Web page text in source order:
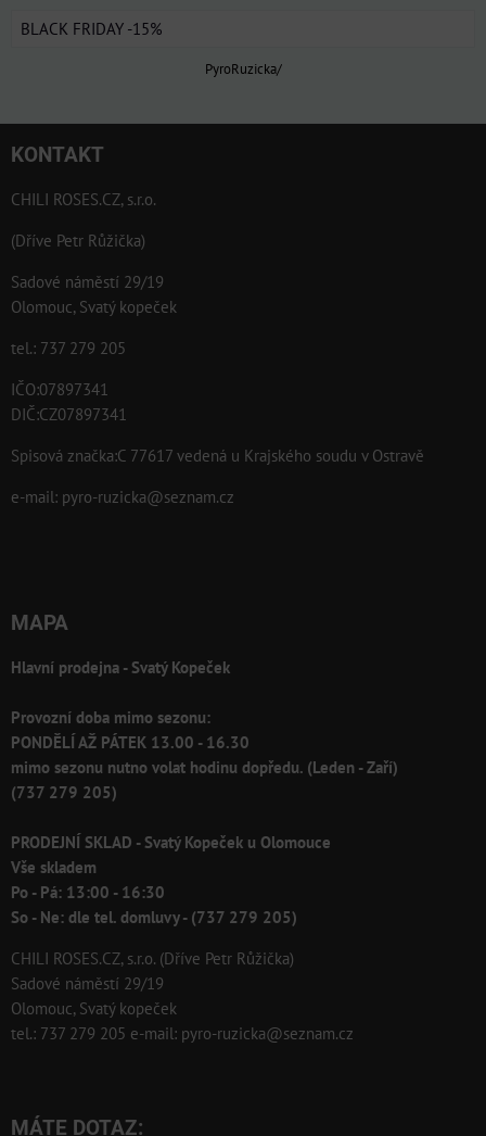
BLACK FRIDAY -15%
PyroRuzicka/
KONTAKT
CHILI ROSES.CZ, s.r.o.
(Dříve Petr Růžička)
Sadové náměstí 29/19
Olomouc, Svatý kopeček
tel.: 737 279 205
IČO:07897341
DIČ:CZ07897341
Spisová značka:C 77617 vedená u Krajského soudu v Ostravě
e-mail: pyro-ruzicka@seznam.cz
MAPA
Hlavní prodejna - Svatý Kopeček
Provozní doba mimo sezonu:
PONDĚLÍ AŽ PÁTEK 13.00 - 16.30
mimo sezonu nutno volat hodinu dopředu. (Leden - Zaří)
(737 279 205)
PRODEJNÍ SKLAD - Svatý Kopeček u Olomouce
Vše skladem
Po - Pá: 13:00 - 16:30
So - Ne: dle tel. domluvy - (737 279 205)
CHILI ROSES.CZ, s.r.o. (Dříve Petr Růžička)
Sadové náměstí 29/19
Olomouc, Svatý kopeček
tel.: 737 279 205 e-mail: pyro-ruzicka@seznam.cz
MÁTE DOTAZ: